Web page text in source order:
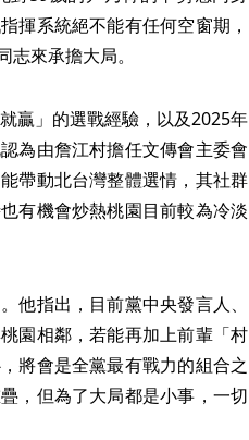
揮系統絕不能有任何空窗期，
來承擔大局。
贏」的選戰經驗，以及2025年
為由詹江村擔任文傳會主委會
帶動北台灣整體選情，其社群
有機會炒熱桃園目前較為冷淡
他指出，目前黨中央發言人、
園相鄰，若能再加上前輩「村
將會是全黨最有戰力的組合之
，但為了大局都是小事，一切